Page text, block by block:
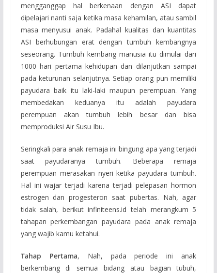
mengganggap hal berkenaan dengan ASI dapat
dipelajari nanti saja ketika masa kehamilan, atau sambil
masa menyusui anak. Padahal kualitas dan kuantitas
ASI berhubungan erat dengan tumbuh kembangnya
seseorang. Tumbuh kembang manusia itu dimulai dari
1000 hari pertama kehidupan dan dilanjutkan sampai
pada keturunan selanjutnya. Setiap orang pun memiliki
payudara baik itu laki-laki maupun perempuan. Yang
membedakan keduanya itu adalah payudara
perempuan akan tumbuh lebih besar dan bisa
memproduksi Air Susu Ibu.
Seringkali para anak remaja ini bingung apa yang terjadi
saat payudaranya tumbuh. Beberapa remaja
perempuan merasakan nyeri ketika payudara tumbuh.
Hal ini wajar terjadi karena terjadi pelepasan hormon
estrogen dan progesteron saat pubertas. Nah, agar
tidak salah, berikut infiniteens.id telah merangkum 5
tahapan perkembangan payudara pada anak remaja
yang wajib kamu ketahui.
Tahap Pertama, Nah, pada periode ini anak
berkembang di semua bidang atau bagian tubuh,